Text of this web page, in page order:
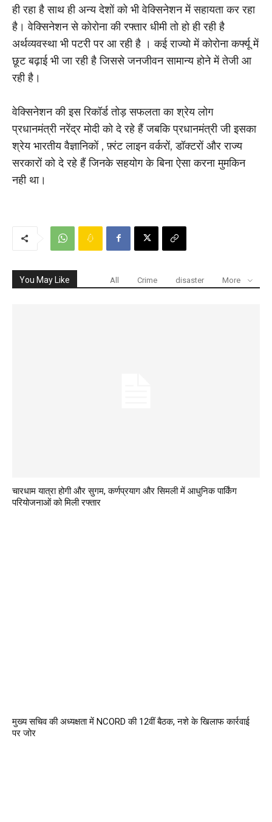
ही रहा है साथ ही अन्य देशों को भी वेक्सिनेशन में सहायता कर रहा
है। वेक्सिनेशन से कोरोना की रफ्तार धीमी तो हो ही रही है
अर्थव्यवस्था भी पटरी पर आ रही है । कई राज्यो में कोरोना कर्फ्यू में
छूट बढ़ाई भी जा रही है जिससे जनजीवन सामान्य होने में तेजी आ
रही है।
वेक्सिनेशन की इस रिकॉर्ड तोड़ सफलता का श्रेय लोग
प्रधानमंत्री नरेंद्र मोदी को दे रहे हैं जबकि प्रधानमंत्री जी इसका
श्रेय भारतीय वैज्ञानिकों , फ़्रंट लाइन वर्करों, डॉक्टरों और राज्य
सरकारों को दे रहे हैं जिनके सहयोग के बिना ऐसा करना मुमकिन
नही था।
You May Like All Crime disaster More
चारधाम यात्रा होगी और सुगम, कर्णप्रयाग और सिमली में आधुनिक पार्किंग
परियोजनाओं को मिली रफ्तार
मुख्य सचिव की अध्यक्षता में NCORD की 12वीं बैठक, नशे के खिलाफ कार्रवाई
पर जोर